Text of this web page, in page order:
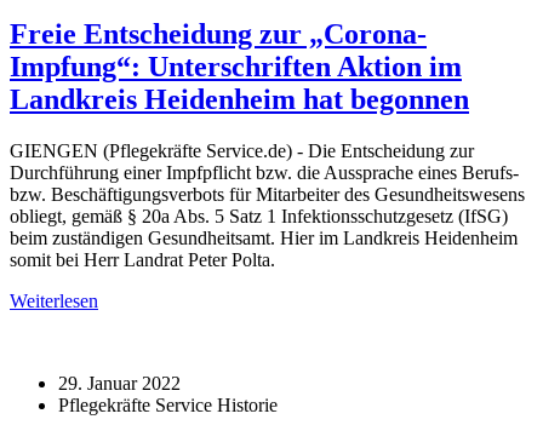
Freie Entscheidung zur „Corona-
Impfung“: Unterschriften Aktion im
Landkreis Heidenheim hat begonnen
GIENGEN (Pflegekräfte Service.de) - Die Entscheidung zur
Durchführung einer Impfpflicht bzw. die Aussprache eines Berufs-
bzw. Beschäftigungsverbots für Mitarbeiter des Gesundheitswesens
obliegt, gemäß § 20a Abs. 5 Satz 1 Infektionsschutzgesetz (IfSG)
beim zuständigen Gesundheitsamt. Hier im Landkreis Heidenheim
somit bei Herr Landrat Peter Polta.
Weiterlesen
29. Januar 2022
Pflegekräfte Service Historie